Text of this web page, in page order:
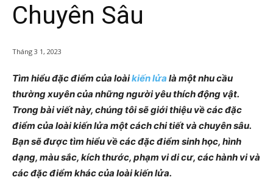
Chuyên Sâu
Tháng 3 1, 2023
Tìm hiểu đặc điểm của loàikiến lửa là một nhu cầu
thường xuyên của những người yêu thích động vật.
Trong bài viết này, chúng tôi sẽ giới thiệu về các đặc
điểm của loài kiến lửa một cách chi tiết và chuyên sâu.
Bạn sẽ được tìm hiểu về các đặc điểm sinh học, hình
dạng, màu sắc, kích thước, phạm vi di cư, các hành vi và
các đặc điểm khác của loài kiến lửa.